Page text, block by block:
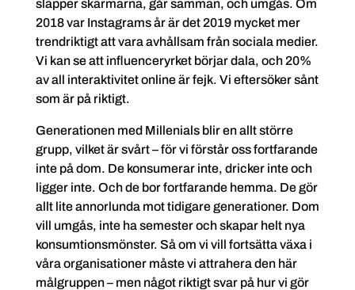
släpper skärmarna, går samman, och umgås. Om
2018 var Instagrams år är det 2019 mycket mer
trendriktigt att vara avhållsam från sociala medier.
Vi kan se att influenceryrket börjar dala, och 20%
av all interaktivitet online är fejk. Vi eftersöker sånt
som är på riktigt.
Generationen med Millenials blir en allt större
grupp, vilket är svårt – för vi förstår oss fortfarande
inte på dom. De konsumerar inte, dricker inte och
ligger inte. Och de bor fortfarande hemma. De gör
allt lite annorlunda mot tidigare generationer. Dom
vill umgås, inte ha semester och skapar helt nya
konsumtionsmönster. Så om vi vill fortsätta växa i
våra organisationer måste vi attrahera den här
målgruppen – men något riktigt svar på hur vi gör